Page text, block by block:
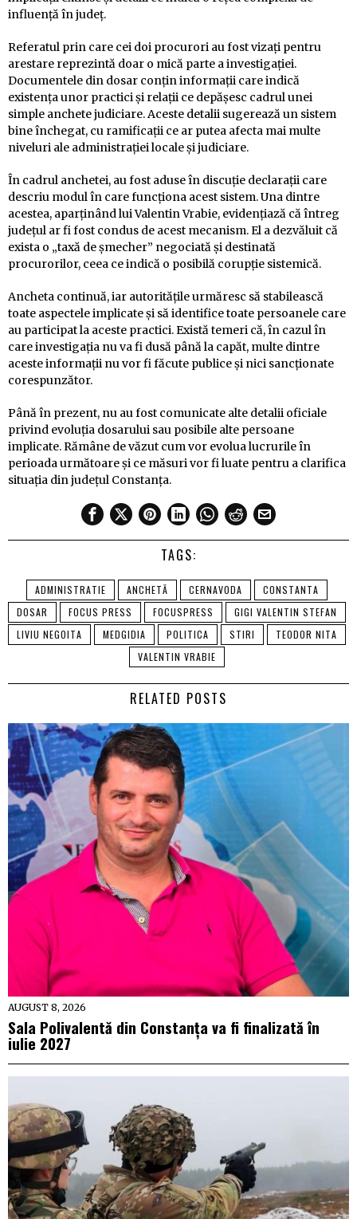
influență în județ.
Referatul prin care cei doi procurori au fost vizați pentru
arestare reprezintă doar o mică parte a investigației.
Documentele din dosar conțin informații care indică
existența unor practici și relații ce depășesc cadrul unei
simple anchete judiciare. Aceste detalii sugerează un sistem
bine închegat, cu ramificații ce ar putea afecta mai multe
niveluri ale administrației locale și judiciare.
În cadrul anchetei, au fost aduse în discuție declarații care
descriu modul în care funcționa acest sistem. Una dintre
acestea, aparținând lui Valentin Vrabie, evidențiază că întreg
județul ar fi fost condus de acest mecanism. El a dezvăluit că
exista o „taxă de șmecher” negociată și destinată
procurorilor, ceea ce indică o posibilă corupție sistemică.
Ancheta continuă, iar autoritățile urmăresc să stabilească
toate aspectele implicate și să identifice toate persoanele care
au participat la aceste practici. Există temeri că, în cazul în
care investigația nu va fi dusă până la capăt, multe dintre
aceste informații nu vor fi făcute publice și nici sancționate
corespunzător.
Până în prezent, nu au fost comunicate alte detalii oficiale
privind evoluția dosarului sau posibile alte persoane
implicate. Rămâne de văzut cum vor evolua lucrurile în
perioada următoare și ce măsuri vor fi luate pentru a clarifica
situația din județul Constanța.
TAGS:
ADMINISTRATIE ANCHETĂ CERNAVODA
CONSTANTA
DOSAR
FOCUS PRESS FOCUSPRESS
GIGI VALENTIN STEFAN
LIVIU NEGOITA
MEDGIDIA POLITICA STIRI
TEODOR NITA
VALENTIN VRABIE
RELATED POSTS
AUGUST 8, 2026
Sala Polivalentă din Constanța va fi finalizată în
iulie 2027